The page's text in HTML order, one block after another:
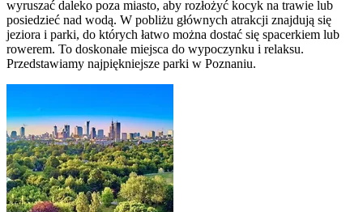
wyruszać daleko poza miasto, aby rozłożyć kocyk na trawie lub
posiedzieć nad wodą. W pobliżu głównych atrakcji znajdują się
jeziora i parki, do których łatwo można dostać się spacerkiem lub
rowerem. To doskonałe miejsca do wypoczynku i relaksu.
Przedstawiamy najpiękniejsze parki w Poznaniu.